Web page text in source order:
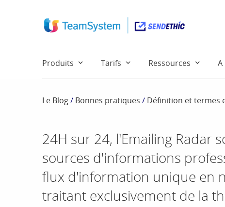
Produits Tarifs Ressources
Le Blog/ Bonnes pratiques / Définition et termes
24H sur 24, l'Emailing Radar
sources d'informations
flux d'information unique en
traitant exclusivement de la